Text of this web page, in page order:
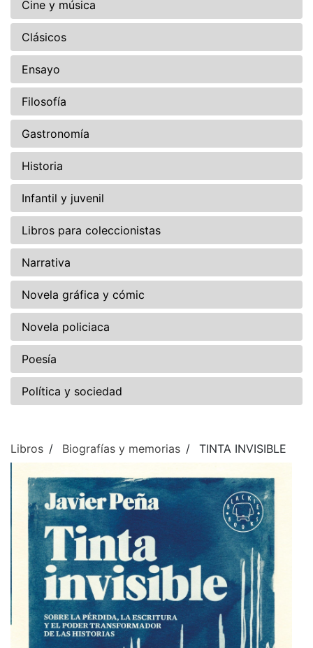
Cine y música
Clásicos
Ensayo
Filosofía
Gastronomía
Historia
Infantil y juvenil
Libros para coleccionistas
Narrativa
Novela gráfica y cómic
Novela policiaca
Poesía
Política y sociedad
Libros Biografías y memorias TINTA INVISIBLE